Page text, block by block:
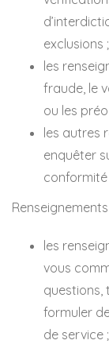
exclusions ;
les
fraude, le
ou les
les autres
enquêter
conformité
les
vous
questions,
formuler
de service ;